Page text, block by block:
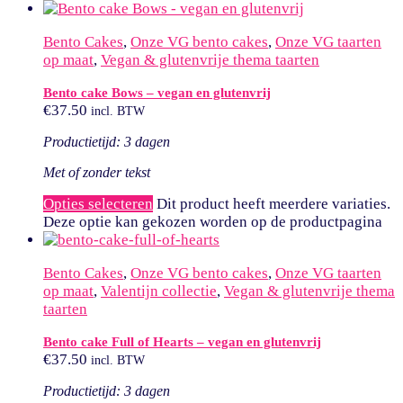
Bento Cakes, Onze VG bento cakes, Onze VG taarten
op maat, Vegan & glutenvrije thema taarten
Bento cake Bows – vegan en glutenvrij
€37.50 incl. BTW
Productietijd: 3 dagen
Met of zonder tekst
Opties selecteren Dit product heeft meerdere variaties.
Deze optie kan gekozen worden op de productpagina
Bento Cakes, Onze VG bento cakes, Onze VG taarten
op maat, Valentijn collectie, Vegan & glutenvrije thema
taarten
Bento cake Full of Hearts – vegan en glutenvrij
€37.50 incl. BTW
Productietijd: 3 dagen